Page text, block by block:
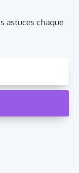
astuces chaque